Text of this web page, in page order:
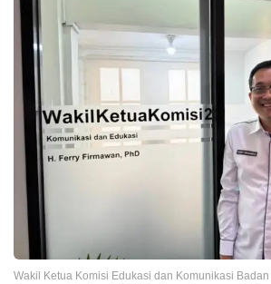
Wakil Ketua Komisi Edukasi dan Komunikasi